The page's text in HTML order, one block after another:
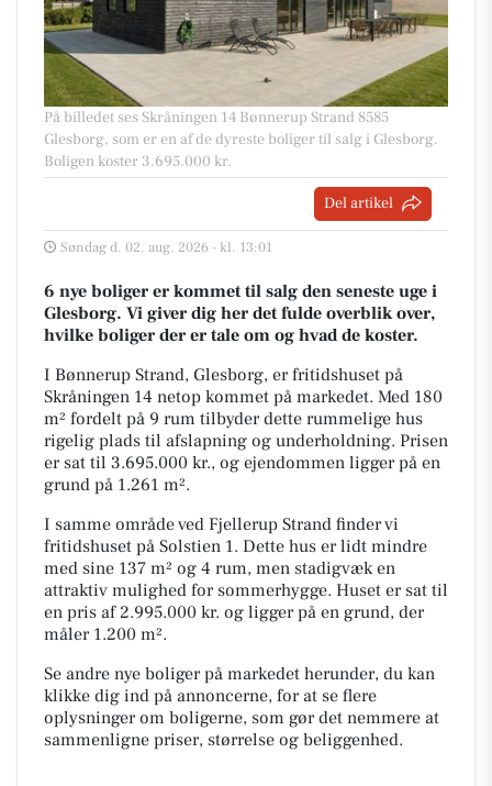
På billedet ses Skråningen 14 Bønnerup Strand 8585
Glesborg, som er en af de dyreste boliger til salg i Glesborg.
Boligen koster 3.695.000 kr.
Del artikel
Søndag d. 02. aug. 2026 - kl. 13:01
6 nye boliger er kommet til salg den seneste uge i
Glesborg. Vi giver dig her det fulde overblik over,
hvilke boliger der er tale om og hvad de koster.
I Bønnerup Strand, Glesborg, er fritidshuset på
Skråningen 14 netop kommet på markedet. Med 180
m² fordelt på 9 rum tilbyder dette rummelige hus
rigelig plads til afslapning og underholdning. Prisen
er sat til 3.695.000 kr., og ejendommen ligger på en
grund på 1.261 m².
I samme område ved Fjellerup Strand finder vi
fritidshuset på Solstien 1. Dette hus er lidt mindre
med sine 137 m² og 4 rum, men stadigvæk en
attraktiv mulighed for sommerhygge. Huset er sat til
en pris af 2.995.000 kr. og ligger på en grund, der
måler 1.200 m².
Se andre nye boliger på markedet herunder, du kan
klikke dig ind på annoncerne, for at se flere
oplysninger om boligerne, som gør det nemmere at
sammenligne priser, størrelse og beliggenhed.